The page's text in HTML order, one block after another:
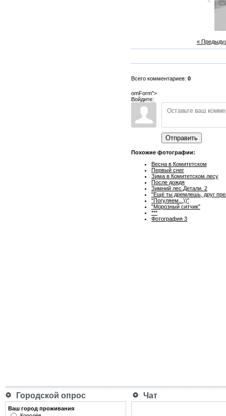
«
Всего комментариев: 0
omForm">
Войдите:
Отправить
Похожие фотографии:
Весна в Комитетском
Первый снег
Зима в Комитетском лесу
После дождя
Зимний лес.Детали. 2
"Ещё ты дремлешь, друг
"Погуляем...))"
"Морозный ситчик"
***
Фотография 3
Городской опрос Чат
Ваш город проживания